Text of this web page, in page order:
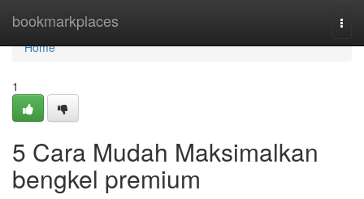
bookmarkplaces
Home
Home
1
5 Cara Mudah Maksimalkan
bengkel premium